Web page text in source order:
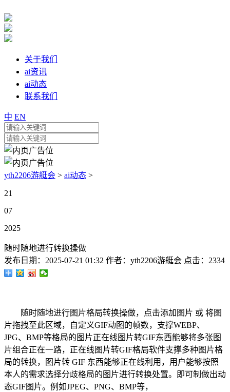
关于我们
ai资讯
ai动态
联系我们
中 EN
yth2206游艇会 > ai动态 >
21
07
2025
随时随地进行转换操做
发布日期： 2025-07-21 01:32 作者： yth2206游艇会 点击： 2334
随时随地进行图片格局转换操做，点击添加图片 或 将图
片拖拽至此区域，自定义GIF动图的帧数，支撑WEBP、
JPG、BMP等格局的图片正在线图片转GIF东西能够将多张图
片组合正在一路，正在线图片转GIF格局软件支撑多种图片格
局的转换，图片转 GIF 东西能够正在线利用，用户能够按照
本人的需求选择分歧格局的图片进行转换处置。即可制做出动
态GIF图片。例如JPEG、PNG、BMP等，